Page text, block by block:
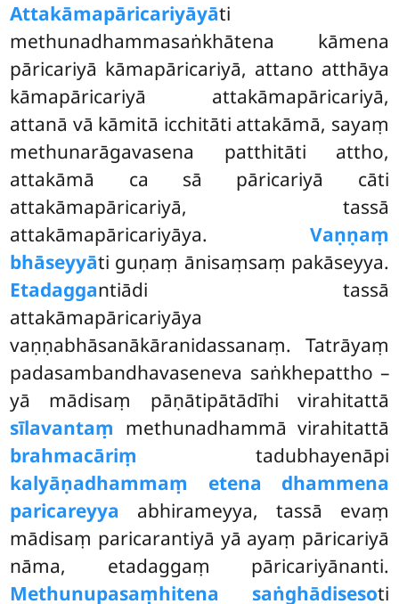
Attakāmapāricariyāyāti
methunadhammasaṅkhātena kāmena
pāricariyā kāmapāricariyā, attano atthāya
kāmapāricariyā attakāmapāricariyā,
attanā vā kāmitā icchitāti attakāmā, sayaṃ
methunarāgavasena patthitāti attho,
attakāmā ca sā pāricariyā cāti
attakāmapāricariyā, tassā
attakāmapāricariyāya. Vaṇṇaṃ
bhāseyyāti guṇaṃ ānisaṃsaṃ pakāseyya.
Etadaggantiādi tassā
attakāmapāricariyāya
vaṇṇabhāsanākāranidassanaṃ. Tatrāyaṃ
padasambandhavaseneva saṅkhepattho –
yā mādisaṃ pāṇātipātādīhi virahitattā
sīlavantaṃ methunadhammā virahitattā
brahmacāriṃ tadubhayenāpi
kalyāṇadhammaṃ etena dhammena
paricareyya abhirameyya, tassā evaṃ
mādisaṃ paricarantiyā yā ayaṃ pāricariyā
nāma, etadaggaṃ pāricariyānanti.
Methunupasaṃhitena saṅghādisesoti